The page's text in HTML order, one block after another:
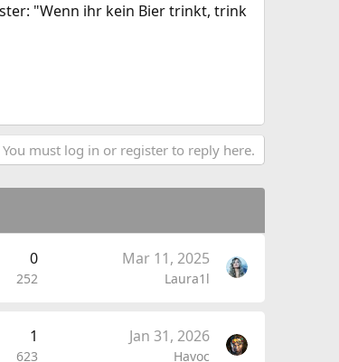
"Wenn ihr kein Bier trinkt, trink
You must log in or register to reply here.
0
252
Mar 11, 2025
Laura1l
1
623
Jan 31, 2026
Havoc